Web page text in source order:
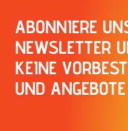
ABONNIERE
NEWSLETTER
KEINE
UND